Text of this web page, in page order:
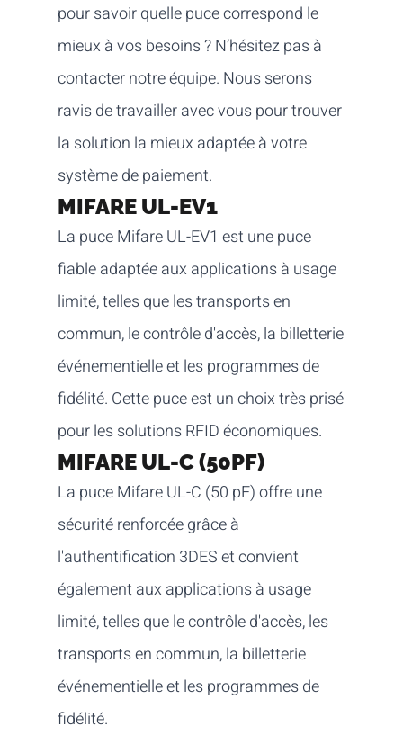
pour savoir quelle puce correspond le
mieux à vos besoins ? N’hésitez pas à
contacter notre équipe. Nous serons
ravis de travailler avec vous pour trouver
la solution la mieux adaptée à votre
système de paiement.
MIFARE UL-EV1
La puce Mifare UL-EV1 est une puce
fiable adaptée aux applications à usage
limité, telles que les transports en
commun, le contrôle d'accès, la billetterie
événementielle et les programmes de
fidélité. Cette puce est un choix très prisé
pour les solutions RFID économiques.
MIFARE UL-C (50PF)
La puce Mifare UL-C (50 pF) offre une
sécurité renforcée grâce à
l'authentification 3DES et convient
également aux applications à usage
limité, telles que le contrôle d'accès, les
transports en commun, la billetterie
événementielle et les programmes de
fidélité.